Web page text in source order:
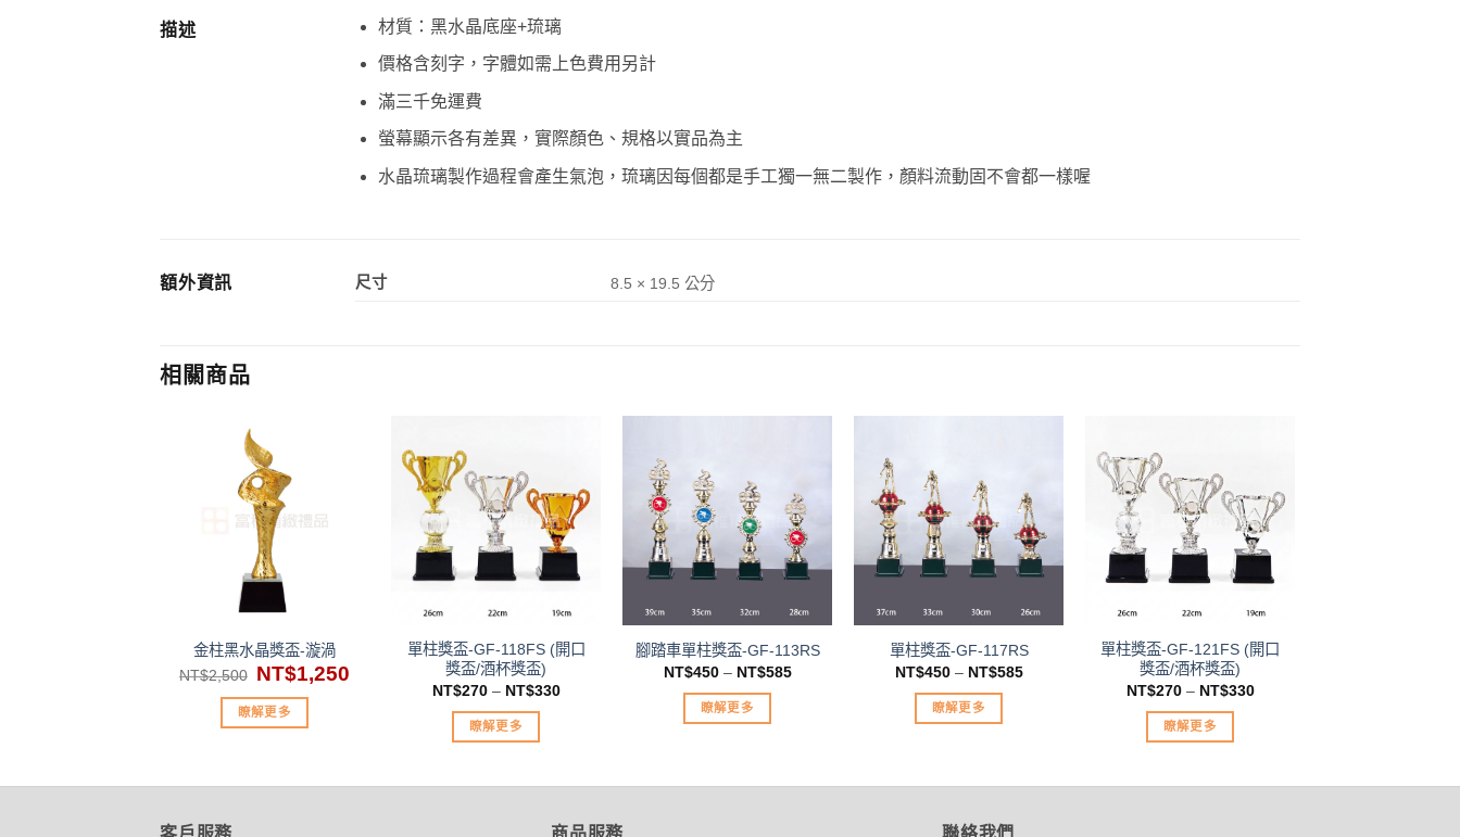
描述 材質：黑水晶底座+琉璃
價格含刻字，字體如需上色費用另計
滿三千免運費
螢幕顯示各有差異，實際顏色、規格以實品為主
水晶琉璃製作過程會產生氣泡，琉璃因每個都是手工獨一無二製作，顏料流動固不會都一樣喔
額外資訊 尺寸 8.5 × 19.5 公分
相關商品
加入
金柱黑水晶獎盃-漩渦
NT$2,500 原
始
價
格：
NT$2,500。
NT$1,250
瞭解更多
加入
「願
望清
單」
單柱獎盃-GF-118FS (開口
獎盃/酒杯獎盃)
NT$270– NT$330
瞭解更多
加入
「願
望清
單」
腳踏車單柱獎盃-GF-113RS
NT$450– NT$585
瞭解更多
品
加入
「願
望清
單」
單柱獎盃-GF-117RS
NT$450– NT$585
瞭解更多
品
加入
「願
望清
單」
單柱獎盃-GF-121FS (開口
獎盃/酒杯獎盃)
NT$270– NT$330
瞭解更多
客戶服務 商品服務 聯絡我們